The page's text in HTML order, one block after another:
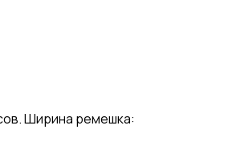
Ширина ремешка: